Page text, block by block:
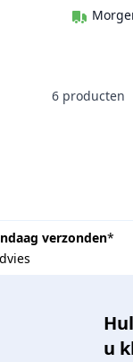
6 producten
verzonden*
u